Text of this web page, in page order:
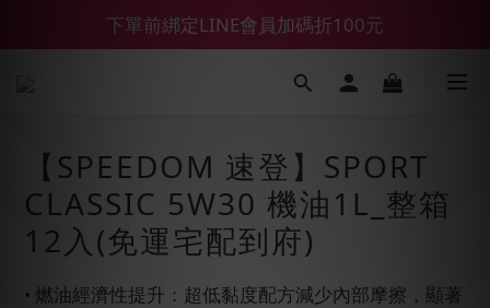
【鑽石熊/金熊新客首購限定】優惠搭車金
【55688商城】6 月年中慶滿額贈品發送延遲公告
【SPEEDOM 速登】SPORT
CLASSIC 5W30 機油1L_整箱
12入(免運宅配到府)
• 燃油經濟性提升：超低黏度配方減少內部摩擦，顯著